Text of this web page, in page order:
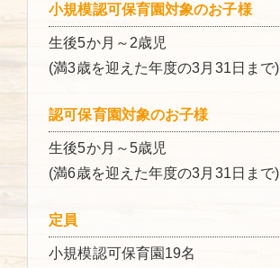
小規模認可保育園対象のお子様
生後5か月～2歳児
(満3歳を迎えた年度の3月31日まで)
認可保育園対象のお子様
生後5か月～5歳児
(満6歳を迎えた年度の3月31日まで)
定員
小規模認可保育園19名